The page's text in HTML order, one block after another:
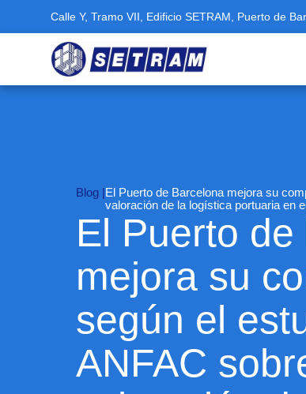
Calle Y, Tramo VII, Edificio SETRAM, Puerto de
Blog |El Puerto de Barcelona mejora su
valoración de la logística portuaria en
El Puerto
mejora su
según el
ANFAC